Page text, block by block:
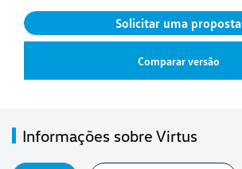
Solicitar uma proposta
Comparar versão
Informações sobre Virtus